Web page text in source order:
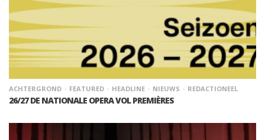
ACHTERGROND FEATURED HEADLINE NIEUWS REDACTIONEEL
26/27 DE NATIONALE OPERA VOL PREMIÈRES